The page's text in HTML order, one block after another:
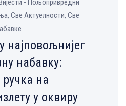
- Пољопривредни
Све Aктуелности, Све
најповољнијег
набавку:
на
у оквиру